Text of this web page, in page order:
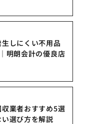
しにくい不用品
明朗会計の優良店
業者おすすめ5選
い選び方を解説